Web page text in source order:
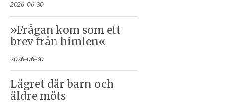
2026-06-30
»Frågan kom som ett
brev från himlen«
2026-06-30
Lägret där barn och
äldre möts